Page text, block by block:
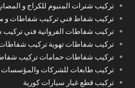
تركيب شترات المنيوم للكراج و
تركيب شفاط فني تركيب شفاطات و
تركيب شفاطات الفروانية فني تركيب
تركيب شفاطات تهوية تركيب
تركيب شفاطات حمامات تركيب
تركيب طابعات للشركات والمؤسسات
تركيب قطع غيار سيارات كورية